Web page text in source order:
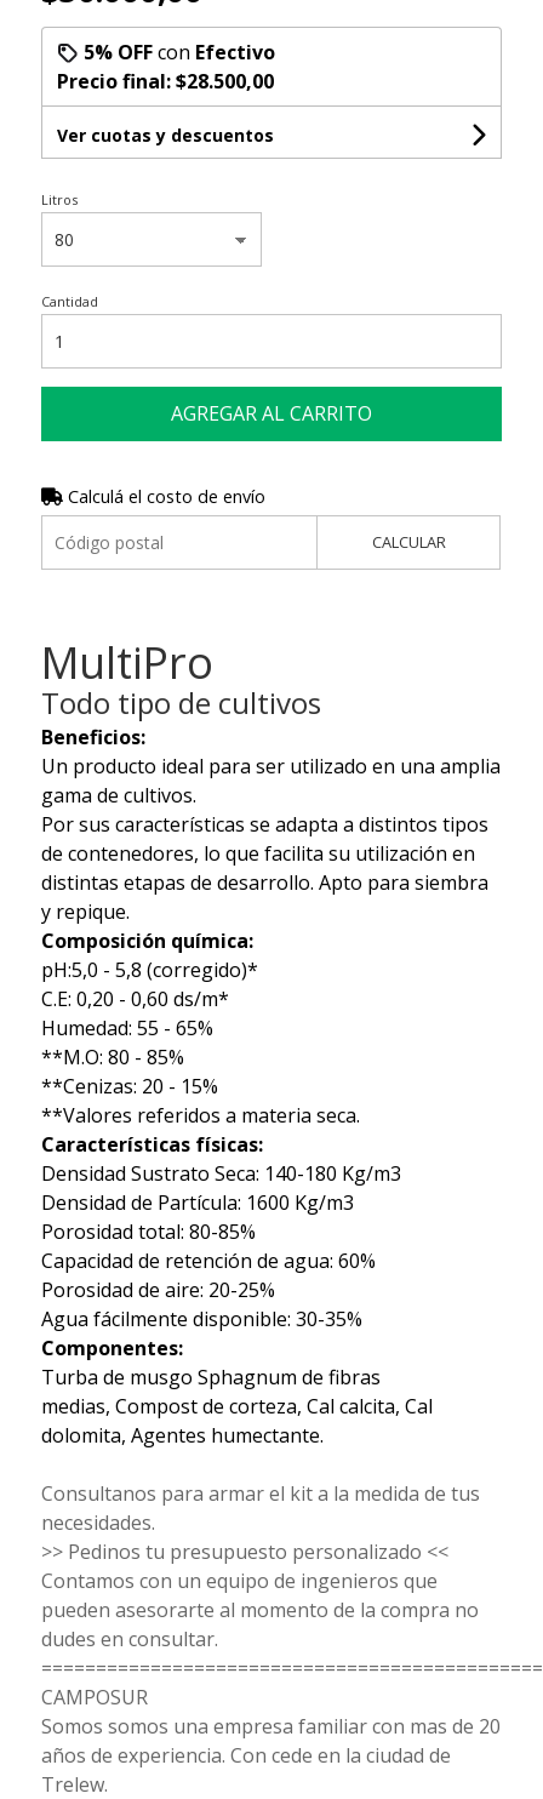
5% OFFcon Efectivo
Precio final:$28.500,00
Ver cuotas y descuentos
Litros
Cantidad
AGREGAR AL CARRITO
Calculá el costo de envío
CALCULAR
MultiPro
Todo tipo de cultivos
Beneficios:
Un producto ideal para ser utilizado en una amplia
gama de cultivos.
Por sus características se adapta a distintos tipos
de contenedores, lo que facilita su utilización en
distintas etapas de desarrollo. Apto para siembra
y repique.
Composición química:
pH:5,0 - 5,8 (corregido)*
C.E: 0,20 - 0,60 ds/m*
Humedad: 55 - 65%
**M.O: 80 - 85%
**Cenizas: 20 - 15%
**Valores referidos a materia seca.
Características físicas:
Densidad Sustrato Seca: 140-180 Kg/m3
Densidad de Partícula: 1600 Kg/m3
Porosidad total: 80-85%
Capacidad de retención de agua: 60%
Porosidad de aire: 20-25%
Agua fácilmente disponible: 30-35%
Componentes:
Turba de musgo Sphagnum de fibras
medias, Compost de corteza, Cal calcita, Cal
dolomita, Agentes humectante.
Consultanos para armar el kit a la medida de tus
necesidades.
>> Pedinos tu presupuesto personalizado <<
Contamos con un equipo de ingenieros que
pueden asesorarte al momento de la compra no
dudes en consultar.
CAMPOSUR
Somos somos una empresa familiar con mas de 20
años de experiencia. Con cede en la ciudad de
Trelew.